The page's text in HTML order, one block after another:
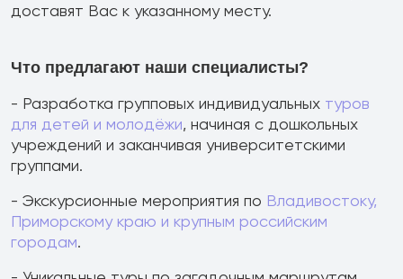
доставят Вас к указанному месту.
Что предлагают наши специалисты?
- Разработка групповых индивидуальных туров
для детей и молодёжи, начиная с дошкольных
учреждений и заканчивая университетскими
группами.
- Экскурсионные мероприятия по Владивостоку,
Приморскому краю и крупным российским
городам.